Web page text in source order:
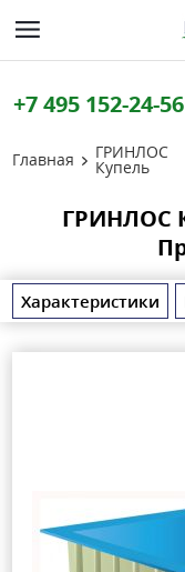
+7 495 152-24-56
Главная ГРИНЛОС
Купель
ГРИНЛОС
Характеристики